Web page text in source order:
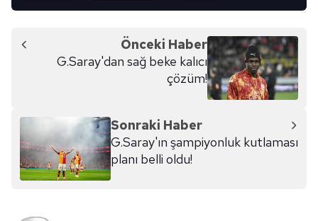
Önceki Haber
G.Saray'dan sağ beke kalıcı
çözüm!
Sonraki Haber
G.Saray'ın şampiyonluk kutlaması
planı belli oldu!